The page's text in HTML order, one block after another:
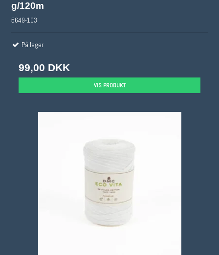
g/120m
5649-103
På lager
99,00 DKK
VIS PRODUKT